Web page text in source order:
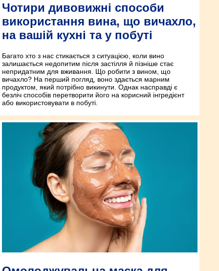
Чотири дивовижні способи
використання вина, що вичахло,
на вашій кухні та у побуті
Багато хто з нас стикається з ситуацією, коли вино
залишається недопитим після застілля й пізніше стає
непридатним для вживання. Що робити з вином, що
вичахло? На перший погляд, воно здається марним
продуктом, який потрібно викинути. Однак насправді є
безліч способів перетворити його на корисний інгредієнт
або використовувати в побуті.